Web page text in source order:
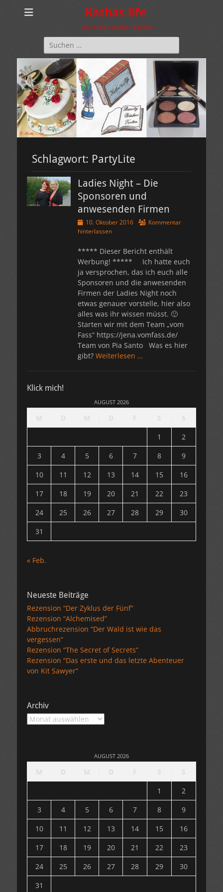
Kathas life
Das Leben in allen Farben
Suchen
nach:
Schlagwort: PartyLite
Ladies Night – Die
Sponsoren und
anwesenden Firmen
Veröffentlicht
am
10. Oktober 2016
Kommentar
hinterlassen
***** Dieser Bericht enthält
Werbung! ***** Ich hatte euch
ja versprochen, das ich euch alle
Sponsoren und die anwesenden
Firmen der Ladies Night noch
etwas genauer vorstelle, hier also
alles was ihr wissen müsst. 🙂
Starten wir mit dem Team „vom
Fass“ https://jena.vomfass.de/
Team von Pia Santo Was es hier
gibt? Weiterlesen …
Klick mich!
AUGUST 2026
1
2
3
4 5 6 7 8
9
10
11 12 13 14 15
16
17
18 19 20 21 22
23
24
25 26 27 28 29
30
31
« Feb.
Neueste Beiträge
Rezension “Der Zyklus der Fünf”
Rezension “Alchemised”
Abbruchrezension “Der Wald ist wie das
vergessen”
Rezension “The Secret of Secrets”
Rezension “Das erste und das letzte Abenteuer
von Kit Sawyer”
Archiv
Archiv
AUGUST 2026
1
2
3
4 5 6 7 8
9
10
11 12 13 14 15
16
17
18 19 20 21 22
23
24
25 26 27 28 29
30
31